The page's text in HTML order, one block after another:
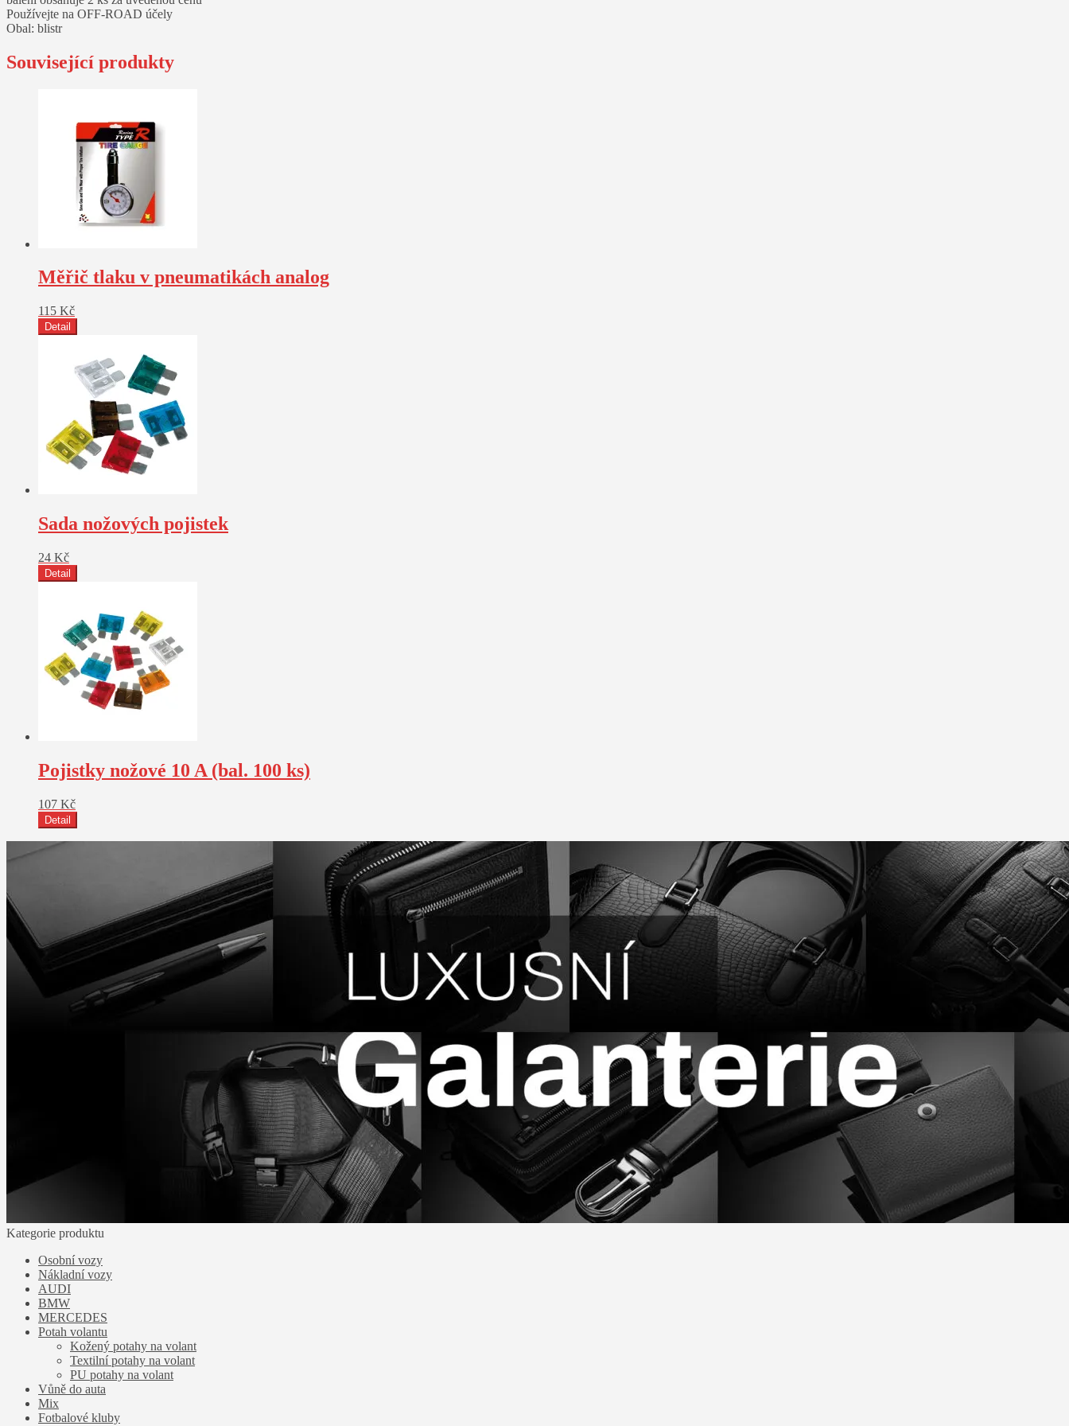
Používejte na OFF-ROAD účely
Obal: blistr
Související produkty
Měřič tlaku v pneumatikách analog
115 Kč
Detail
Sada nožových pojistek
24 Kč
Detail
Pojistky nožové 10 A (bal. 100 ks)
107 Kč
Detail
Kategorie produktu
Osobní vozy
Nákladní vozy
AUDI
BMW
MERCEDES
Potah volantu
Kožený potahy na volant
Textilní potahy na volant
PU potahy na volant
Vůně do auta
Mix
Fotbalové kluby